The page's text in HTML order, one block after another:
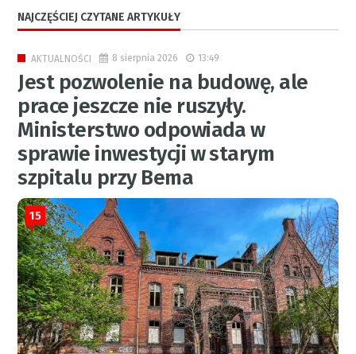
NAJCZĘŚCIEJ CZYTANE ARTYKUŁY
AKTUALNOŚCI 8 sierpnia 2026 13:49
Jest pozwolenie na budowę, ale
prace jeszcze nie ruszyły.
Ministerstwo odpowiada w
sprawie inwestycji w starym
szpitalu przy Bema
15